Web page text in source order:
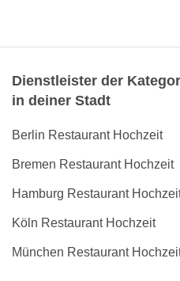
Dienstleister der
in deiner Stadt
Berlin Restaurant Hochzeit
Bremen Restaurant Hochzeit
Hamburg Restaurant
Köln Restaurant Hochzeit
München Restaurant